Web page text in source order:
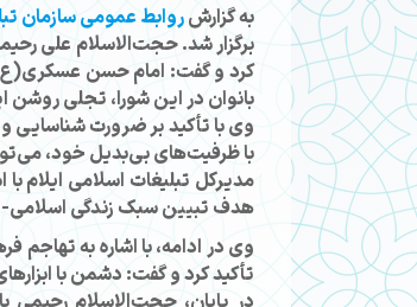
به گزارشروابط عمومی سازمان
برگزار شد. حجت‌الاسلام علی
کرد و گفت: امام حسن عسکری(ع)
بانوان در این شورا، تجلی
وی با تأکید بر ضرورت شناسایی
با ظرفیت‌های بی‌بدیل خود،
مدیرکل تبلیغات اسلامی ایلام
هدف تبیین سبک زندگی اسلامی-
وی در ادامه، با اشاره به
تأکید کرد و گفت: دشمن با